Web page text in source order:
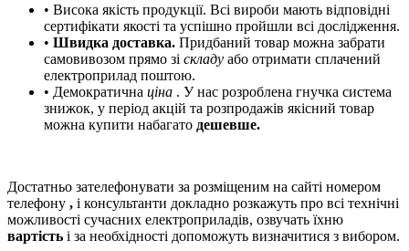
• Висока якість продукції. Всі вироби мають відповідні
сертифікати якості та успішно пройшли всі дослідження.
• Швидка доставка. Придбаний товар можна забрати
самовивозом прямо зі складу або отримати сплачений
електроприлад поштою.
• Демократична ціна . У нас розроблена гнучка система
знижок, у період акцій та розпродажів якісний товар
можна купити набагато дешевше.
Достатньо зателефонувати за розміщеним на сайті номером
телефону , і консультанти докладно розкажуть про всі технічні
можливості сучасних електроприладів, озвучать їхню
вартість і за необхідності допоможуть визначитися з вибором.